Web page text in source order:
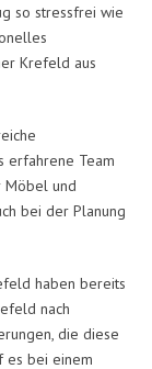
so stressfrei wie
Krefeld aus
erfahrene Team
Möbel und
bei der Planung
haben bereits
nach
die diese
es bei einem